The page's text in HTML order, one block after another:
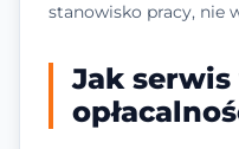
stanowisko pracy, nie
Jak serwis